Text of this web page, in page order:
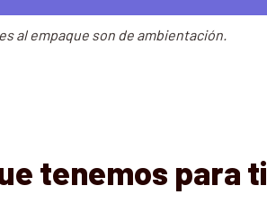
al empaque son de ambientación.
tenemos para ti